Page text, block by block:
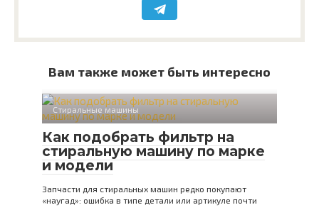
Вам также может быть интересно
Стиральные машины
Как подобрать фильтр на
стиральную машину по марке
и модели
Запчасти для стиральных машин редко покупают
«наугад»: ошибка в типе детали или артикуле почти